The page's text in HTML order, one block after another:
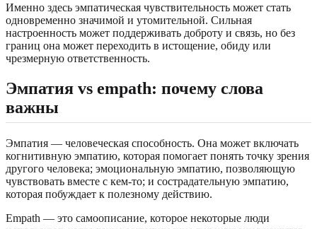
Именно здесь эмпатическая чувствительность может стать
одновременно значимой и утомительной. Сильная
настроенность может поддерживать доброту и связь, но без
границ она может переходить в истощение, обиду или
чрезмерную ответственность.
Эмпатия vs empath: почему слова
важны
Эмпатия — человеческая способность. Она может включать
когнитивную эмпатию, которая помогает понять точку зрения
другого человека; эмоциональную эмпатию, позволяющую
чувствовать вместе с кем-то; и сострадательную эмпатию,
которая побуждает к полезному действию.
Empath — это самоописание, которое некоторые люди